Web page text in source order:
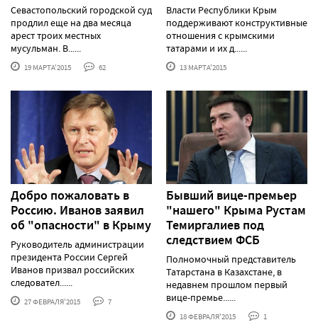
Севастопольский городской суд
продлил еще на два месяца
арест троих местных
мусульман. В......
19 МАРТА'2015 62
Власти Республики Крым
поддерживают конструктивные
отношения с крымскими
татарами и их д......
13 МАРТА'2015
Добро пожаловать в
Россию. Иванов заявил
об "опасности" в Крыму
Руководитель администрации
президента России Сергей
Иванов призвал российских
следовател......
27 ФЕВРАЛЯ'2015 7
Бывший вице-премьер
"нашего" Крыма Рустам
Темиргалиев под
следствием ФСБ
Полномочный представитель
Татарстана в Казахстане, в
недавнем прошлом первый
вице-премье......
18 ФЕВРАЛЯ'2015 1